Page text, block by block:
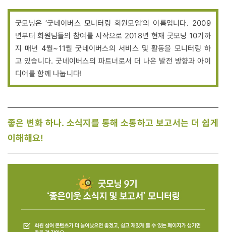
굿모닝은 ‘굿네이버스 모니터링 회원모임’의 이름입니다. 2009
년부터 회원님들의 참여를 시작으로 2018년 현재 굿모닝 10기까
지 매년 4월~11월 굿네이버스의 서비스 및 활동을 모니터링 하
고 있습니다. 굿네이버스의 파트너로서 더 나은 발전 방향과 아이
디어를 함께 나눕니다!
좋은 변화 하나. 소식지를 통해 소통하고 보고서는 더 쉽게
이해해요!